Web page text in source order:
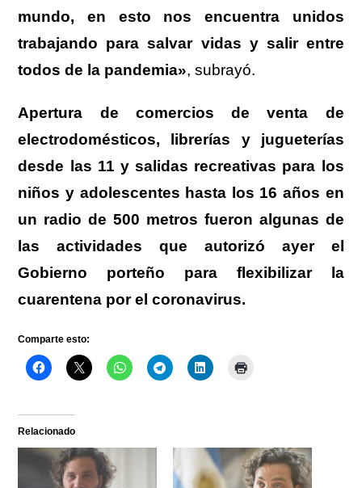
mundo, en esto nos encuentra unidos
trabajando para salvar vidas y salir entre
todos de la pandemia», subrayó.
Apertura de comercios de venta de
electrodomésticos, librerías y jugueterías
desde las 11 y salidas recreativas para los
niños y adolescentes hasta los 16 años en
un radio de 500 metros fueron algunas de
las actividades que autorizó ayer el
Gobierno porteño para flexibilizar la
cuarentena por el coronavirus.
Comparte esto:
Relacionado